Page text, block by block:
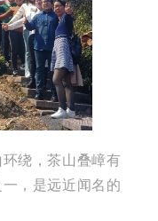
环绕，茶山叠嶂有
，是远近闻名的